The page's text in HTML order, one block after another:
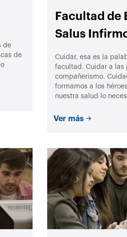
de
de
Facultad de
Salus
Cuidar, esa es la
facultad. Cuidar a las
compañerismo.
formamos a los
nuestra salud lo
Ver más